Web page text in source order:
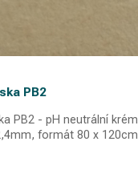
PB2
barvy,
formát 80 x 120cm